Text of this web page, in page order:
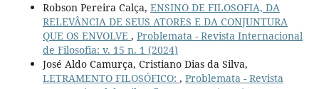
Robson Pereira Calça, ENSINO DE FILOSOFIA, DA
RELEVÂNCIA DE SEUS ATORES E DA CONJUNTURA
QUE OS ENVOLVE , Problemata - Revista Internacional
de Filosofia: v. 15 n. 1 (2024)
José Aldo Camurça, Cristiano Dias da Silva,
LETRAMENTO FILOSÓFICO: , Problemata - Revista